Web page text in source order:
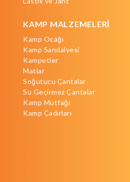
KAMP MALZEMELERİ
Kamp Ocağı
Kamp Sandalyesi
Kampetler
Matlar
Soğutucu Çantalar
Su Geçirmez Çantalar
Kamp Mutfağı
Kamp Çadırları